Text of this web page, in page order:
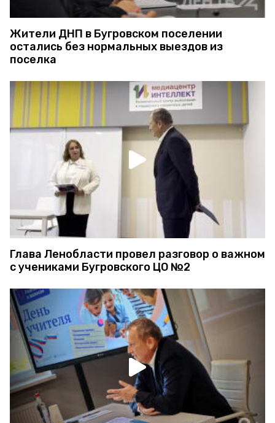
Жители ДНП в Бугровском поселении
остались без нормальных выездов из
поселка
Глава Ленобласти провел разговор о важном
с учениками Бугровского ЦО №2